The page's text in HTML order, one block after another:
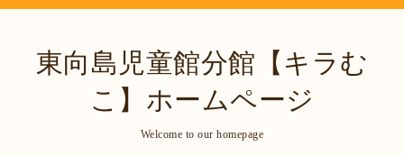
東向島児童館分館【キラむ
こ】ホームページ
Welcome to our homepage